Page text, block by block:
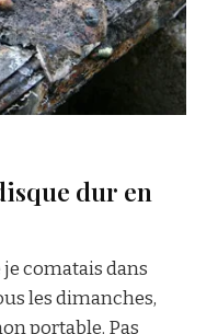
dur en
comatais dans
les dimanches,
portable. Pas